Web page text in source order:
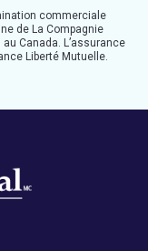
commerciale
de La Compagnie
Canada. L’assurance
Liberté Mutuelle.